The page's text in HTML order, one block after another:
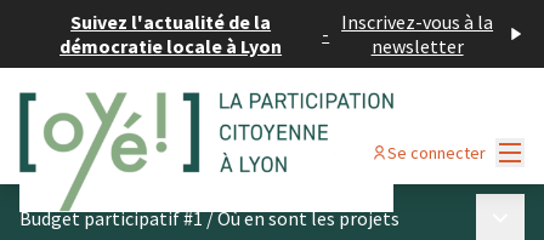
Suivez l'actualité de la
démocratie locale à Lyon
- Inscrivez-vous à la
newsletter
Se connecter
Budget participatif #1/Où en sont les projets